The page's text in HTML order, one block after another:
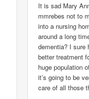
It is sad Mary
mmrebes not to
into a nursing
around a long
dementia? I sure
better treatment
huge population
it’s going to be
care of all those